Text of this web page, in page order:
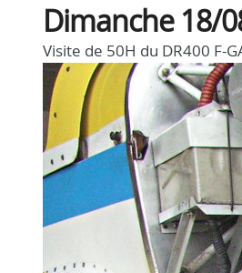
Dimanche 18/
Visite de 50H du DR400 F-